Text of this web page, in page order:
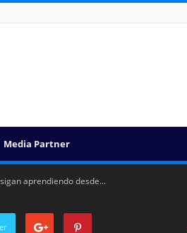
Media Partner
aprendiendo desde...